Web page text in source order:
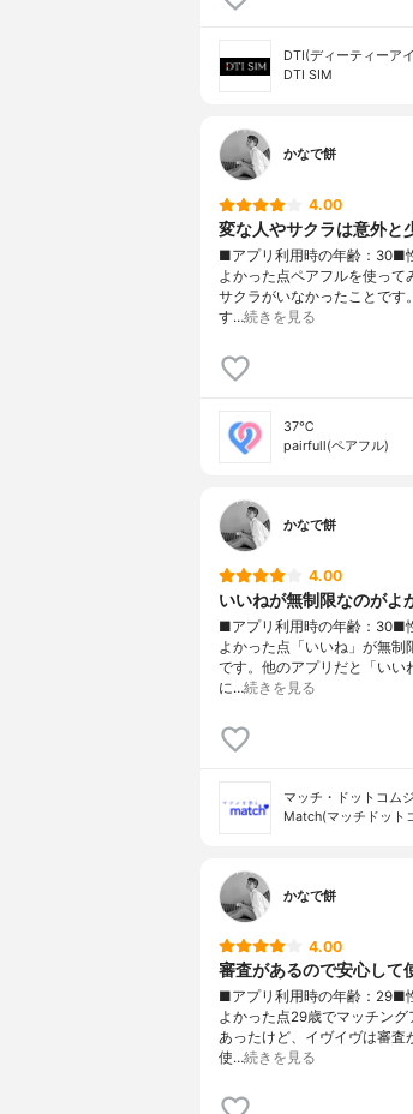
DTI(ディーティーア
DTI SIM
かなで餅
4.00
変な人やサクラは意外と
■アプリ利用時の年齢：30■
よかった点ペアフルを使っ
サクラがいなかったことです
す…続きを見る
37℃
pairfull(ペアフル)
かなで餅
4.00
いいねが無制限なのがよ
■アプリ利用時の年齢：30■
よかった点「いいね」が無
です。他のアプリだと「いい
に…続きを見る
マッチ・ドットコム
Match(マッチドット
かなで餅
4.00
審査があるので安心して
■アプリ利用時の年齢：29■
よかった点29歳でマッチン
あったけど、イヴイヴは審査
使…続きを見る